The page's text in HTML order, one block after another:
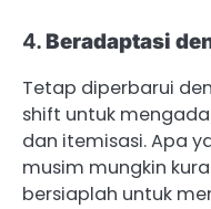
4.Beradaptasi
Tetap diperbarui
shift untuk
dan itemisasi. Apa
musim mungkin
bersiaplah untuk